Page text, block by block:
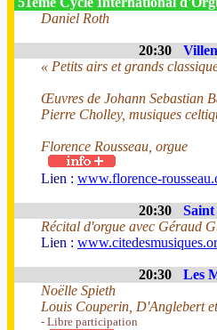
Daniel Roth
20:30
« Petits airs et grands
Œuvres de Johann Sebastian
Pierre Cholley, musiques
Florence Rousseau, orgue
Lien : www.florence-
20:30
Récital d'orgue avec Géraud
Lien :
20:30 Les
Noëlle Spieth
Louis Couperin, D'Anglebert
- Libre participation